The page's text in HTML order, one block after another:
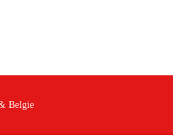
Belgie